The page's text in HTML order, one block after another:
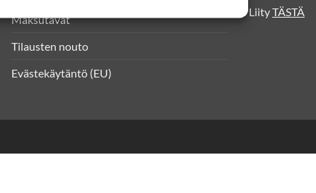
Maksutavat
Tilausten nouto
Evästekäytäntö (EU)
LiityTÄSTÄ